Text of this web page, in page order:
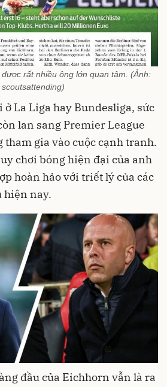
rất nhiều ông lớn quan tâm. (Ảnh:
scoutsattending)
La Liga hay Bundesliga, sức
lan sang Premier League
gia vào cuộc cạnh tranh.
chơi bóng hiện đại của anh
hoàn hảo với triết lý của các
hiện nay.
đầu của Eichhorn vẫn là ra